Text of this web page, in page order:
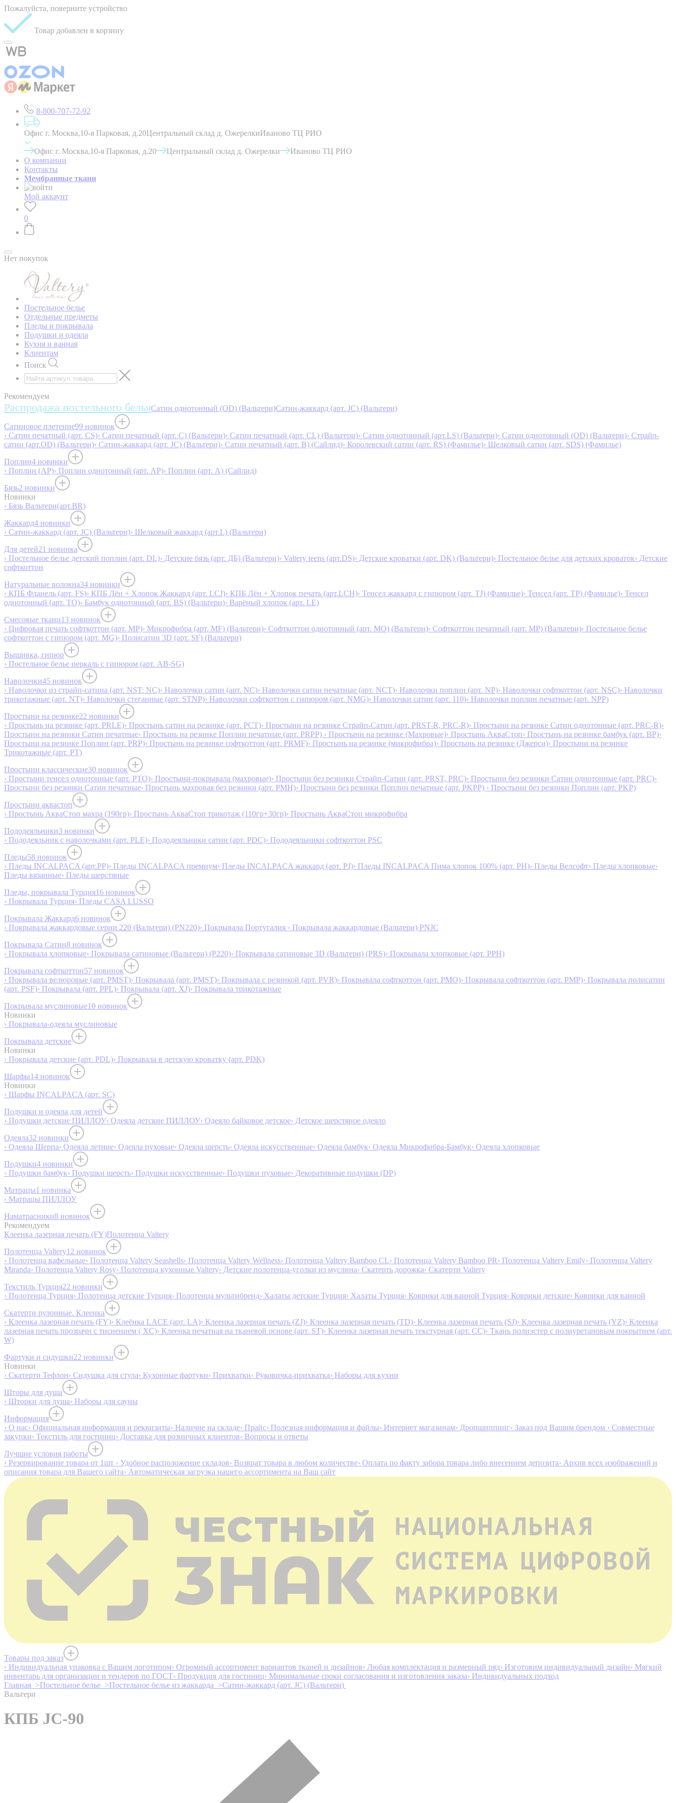
Пожалуйста, поверните устройство
Товар добавлен в корзину
8-800-707-72-92
Офис г. Москва,10-я Парковая, д.20Центральный склад д. ОжерелкиИваново ТЦ РИО
Офис г. Москва,10-я Парковая, д.20 Центральный склад д. Ожерелки
Иваново ТЦ РИО
О компании
Контакты
Мембранные ткани
Мой аккаунт
0
Нет покупок
Постельное белье
Отдельные предметы
Пледы и покрывала
Подушки и одеяла
Кухня и ванная
Клиентам
Поиск
Рекомендуем
Распродажа постельного бельяСатин однотонный (OD) (Вальтери)Сатин-жаккард (арт. JC) (Вальтери)
Сатиновое плетение99 новинок
› Сатин печатный (арт. СS)› Сатин печатный (арт. С) (Вальтери)› Сатин печатный (арт. СL) (Вальтери)› Сатин однотонный (арт.LS) (Вальтери)› Сатин однотонный (OD) (Вальтери)› Страйп-
сатин (арт.OD) (Вальтери)› Сатин-жаккард (арт. JC) (Вальтери)› Сатин печатный (арт. В) (Сайлид)› Королевский сатин (арт. RS) (Фамилье)› Шелковый сатин (арт. SDS) (Фамилье)
Поплин4 новинки
› Поплин (AP)› Поплин однотонный (арт. AP)› Поплин (арт. А) (Сайлид)
Бязь2 новинки
Новинки
› Бязь Вальтери(арт.BR)
Жаккард4 новинки
› Сатин-жаккард (арт. JC) (Вальтери)› Шелковый жаккард (арт.L) (Вальтери)
Для детей21 новинка
› Постельное белье детский поплин (арт. DL)› Детские бязь (арт. ДБ) (Вальтери)› Valtery teens (арт.DS)› Детские кроватки (арт. DK) (Вальтери)› Постельное белье для детских кроваток› Детские
софткоттон
Натуральные волокна34 новинки
› КПБ Фланель (арт. FS)› КПБ Лён + Хлопок Жаккард (арт. LCJ)› КПБ Лён + Хлопок печать (арт.LCH)› Тенсел жаккард с гипюром (арт. TJ) (Фамилье)› Тенсел (арт. ТР) (Фамилье)› Тенсел
однотонный (арт. TO)› Бамбук однотонный (арт. BS) (Вальтери)› Варёный хлопок (арт. LE)
Смесовые ткани13 новинок
› Цифровая печать софткоттон (арт. MP)› Микрофибра (арт. MF) (Вальтери)› Софткоттон однотонный (арт. MO) (Вальтери)› Софткоттон печатный (арт. MР) (Вальтери)› Постельное белье
софткоттон с гипюром (арт. MG)› Полисатин 3D (арт. SF) (Вальтери)
Вышивка, гипюр
› Постельное белье перкаль с гипюром (арт. AB-SG)
Наволочки45 новинок
› Наволочки из страйп-сатина (арт. NST: NC)› Наволочки сатин (арт. NC)› Наволочки сатин печатные (арт. NCT)› Наволочки поплин (арт. NP)› Наволочки софткоттон (арт. NSC)› Наволочки
трикотажные (арт. NT)› Наволочки стеганные (арт. STNP)› Наволочки софткоттон с гипюром (арт. NMG)› Наволочки сатин (арт. 110)› Наволочки поплин печатные (арт. NPP)
Простыни на резинке22 новинки
› Простынь на резинке (арт. PRLE)› Простынь сатин на резинке (арт. PCT)› Простыни на резинке Страйп-Сатин (арт. PRST-R, PRC-R)› Простыни на резинке Сатин однотонные (арт. PRC-R)›
Простыни на резинки Сатин печатные› Простынь на резинке Поплин печатные (арт. PRPP) › Простыни на резинке (Махровые)› Простынь АкваСтоп› Простынь на резинке бамбук (арт. BP)›
Простыни на резинке Поплин (арт. PRP)› Простынь на резинке софткоттон (арт. PRMF)› Простынь на резинке (микрофибра)› Простынь на резинке (Джерси)› Простыни на резинке
Трикотажные (арт. РТ)
Простыни классические30 новинок
› Простыни тенсел однотонные (арт. PTO)› Простыни-покрывала (махровые)› Простыни без резинки Страйп-Сатин (арт. PRST, PRC)› Простыни без резинки Сатин однотонные (арт. PRC)›
Простыни без резинки Сатин печатные› Простынь махровая без резинки (арт. PMH)› Простыни без резинки Поплин печатные (арт. PKPP) › Простыни без резинки Поплин (арт. PKP)
Простыни аквастоп
› Простынь АкваСтоп махра (190гр)› Простынь АкваСтоп трикотаж (110гр+30гр)› Простынь АкваСтоп микрофибра
Пододеяльники3 новинки
› Пододеяльник с наволочками (арт. PLE)› Пододеяльники сатин (арт. PDC)› Пододеяльники софткоттон PSC
Пледы58 новинок
› Пледы INCALPACA (арт.PP)› Пледы INCALPACA премиум› Пледы INCALPACA жаккард (арт. PJ)› Пледы INCALPACA Пима хлопок 100% (арт. PH)› Пледы Велсофт› Пледы хлопковые›
Пледы вязанные› Пледы шерстяные
Пледы, покрывала Турция16 новинок
› Покрывала Турция› Пледы CASA LUSSO
Покрывала Жаккард6 новинок
› Покрывала жаккардовые серии 220 (Вальтери) (PN220)› Покрывала Португалия › Покрывала жаккардовые (Вальтери) PNJC
Покрывала Сатин8 новинок
› Покрывала хлопковые› Покрывала сатиновые (Вальтери) (P220)› Покрывала сатиновые 3D (Вальтери) (PRS)› Покрывала хлопковые (арт. PPH)
Покрывала софткоттон57 новинок
› Покрывала велюровые (арт. PMST)› Покрывала (арт. PMST)› Покрывала с резинкой (арт. PVR)› Покрывала софткоттон (арт. PMO)› Покрывала софткоттон (арт. PMP)› Покрывала полисатин
(арт. PSF)› Покрывала (арт. PPL)› Покрывала (арт. XJ)› Покрывала трикотажные
Покрывала муслиновые10 новинок
Новинки
› Покрывала-одеяла муслиновые
Покрывала детские
Новинки
› Покрывала детские (арт. PDL)› Покрывала в детскую кроватку (арт. PDK)
Шарфы14 новинок
Новинки
› Шарфы INCALPACA (арт. SC)
Подушки и одеяла для детей
› Подушки детские ПИЛЛОУ› Одеяла детские ПИЛЛОУ› Одеяло байковое детское› Детское шерстяное одеяло
Одеяла32 новинки
› Одеяла Шерпа› Одеяла летние› Одеяла пуховые› Одеяла шерсть› Одеяла искусственные› Одеяла бамбук› Одеяла Микрофибра-Бамбук› Одеяла хлопковые
Подушки4 новинки
› Подушки бамбук› Подушки шерсть› Подушки искусственные› Подушки пуховые› Декоративные подушки (DP)
Матрацы1 новинка
› Матрацы ПИЛЛОУ
Наматрасники8 новинок
Рекомендуем
Клеенка лазерная печать (FY)Полотенца Valtery
Полотенца Valtery12 новинок
› Полотенца вафельные› Полотенца Valtery Seashells› Полотенца Valtery Wellness› Полотенца Valtery Bamboo CL› Полотенца Valtery Bamboo PR› Полотенца Valtery Emily› Полотенца Valtery
Miranda› Полотенца Valtery Rosy› Полотенца кухонные Valtery› Детские полотенца-уголки из муслина› Скатерть дорожка› Скатерти Valtery
Текстиль Турция22 новинки
› Полотенца Турция› Полотенца детские Турция› Полотенца мультибренд› Халаты детские Турция› Халаты Турция› Коврики для ванной Турция› Коврики детские› Коврики для ванной
Скатерти рулонные. Клеенка
› Клеенка лазерная печать (FY)› Клеёнка LACE (арт. LA)› Клеенка лазерная печать (ZJ)› Клеенка лазерная печать (TD)› Клеенка лазерная печать (SJ)› Клеенка лазерная печать (YZ)› Клеенка
лазерная печать прозрачн с тиснением ( XC)› Клеенка печатная на тканевой основе (арт. ST)› Клеенка лазерная печать текстурная (арт. CC)› Ткань полиэстер с полиуретановым покрытием (арт.
W)
Фартуки и сидушки22 новинки
Новинки
› Скатерти Тефлон› Сидушка для стула› Кухонные фартуки› Прихватки› Руковичка-прихватка› Наборы для кухни
Шторы для душа
› Шторки для душа› Наборы для сауны
Информация
› О нас› Официальная информация и реквизиты› Наличие на складе› Прайс› Полезная информация и файлы› Интернет магазинам› Дропшиппинг› Заказ под Вашим брендом › Совместные
закупки› Текстиль для гостиниц› Доставка для розничных клиентов› Вопросы и ответы
Лучшие условия работы
› Резервирование товара от 1шт › Удобное расположение складов› Возврат товара в любом количестве› Оплата по факту забора товара либо внесением депозита› Архив всех изображений и
описания товара для Вашего сайта› Автоматическая загрузка нашего ассортимента на Ваш сайт
Товары под заказ
› Индивидуальная упаковка с Вашим логотипом› Огромный ассортимент вариантов тканей и дизайнов› Любая комплектация и размерный ряд› Изготовим индивидуальный дизайн› Мягкий
инвентарь для организации и тендеров по ГОСТ› Продукция для гостиниц› Минимальные сроки согласования и изготовления заказа› Индивидуальных подход
Главная >Постельное белье >Постельное белье из жаккарда >Сатин-жаккард (арт. JC) (Вальтери)
Вальтери
КПБ JC-90